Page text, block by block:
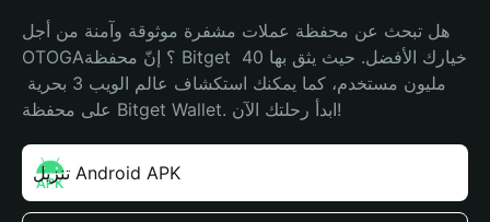
هل تبحث عن محفظة عملات مشفرة موثوقة وآمنة من أجل
OTOGA؟ إنّ محفظة Bitget خيارك الأفضل. حيث يثق بها 40
على محفظة Bitget Wallet. ابدأ رحلتك الآن!
تنزيل Android APK